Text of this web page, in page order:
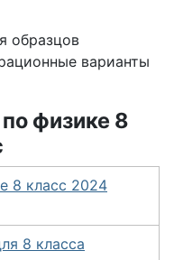
образцов
варианты
физике 8
8 класс 2024
8 класса